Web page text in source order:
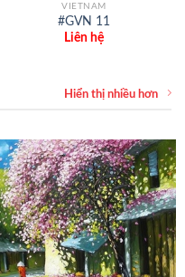
VIETNAM
#GVN 11
Liên hệ
Hiển thị nhiều hơn